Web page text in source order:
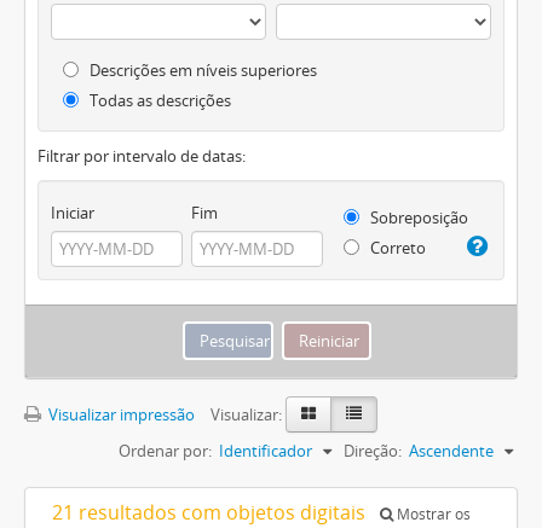
Descrições em níveis superiores
Todas as descrições
Filtrar por intervalo de datas:
Iniciar Fim
Sobreposição
Correto
Visualizar impressão
Visualizar:
Ordenar por: Identificador Direção: Ascendente
21 resultados com objetos digitais
Mostrar os